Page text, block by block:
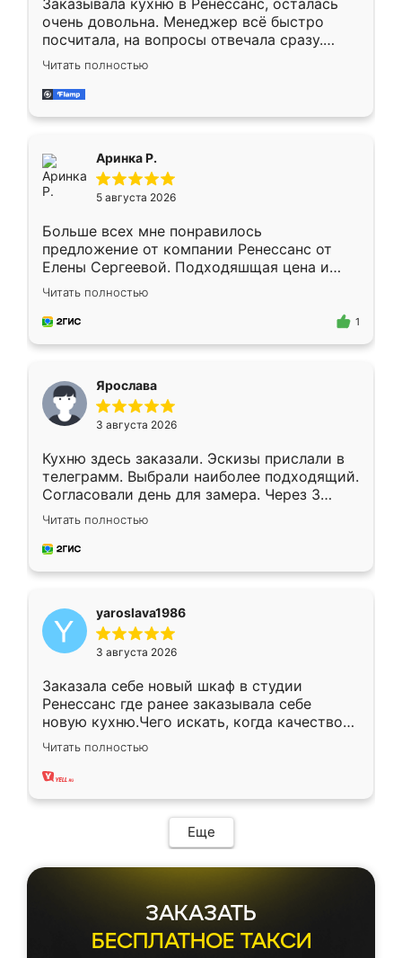
Заказывала кухню в Ренессанс, осталась
очень довольна. Менеджер всё быстро
посчитала, на вопросы отвечала сразу.
Замерщик приехал в субботу, подошёл к
делу со всей ответственностью. Собрали
за день, ребята работали аккуратно, даже
Читать полностью
Аринка Р.
5 августа 2026
Больше всех мне понравилось
предложение от компании Ренессанс от
Елены Сергеевой. Подходяшщая цена и
короткие сроки изготовления. Приехавший
для замера сотрудник Владислав
предложил по моему эскизу самый
Читать полностью
1
Ярослава
3 августа 2026
Кухню здесь заказали. Эскизы прислали в
телеграмм. Выбрали наиболее подходящий.
Согласовали день для замера. Через 3
недели кухня была уже готова. Остались
довольны работой. Спасибо Ренессанс
мебель за качественную работу!
Читать полностью
yaroslava1986
3 августа 2026
Заказала себе новый шкаф в студии
Ренессанс где ранее заказывала себе
новую кухню.Чего искать, когда качеством
вполне довольна. Служит кухня уже почти
два года, нареканий нет.
Читать полностью
Еще
ЗАКАЗАТЬ
БЕСПЛАТНОЕ ТАКСИ